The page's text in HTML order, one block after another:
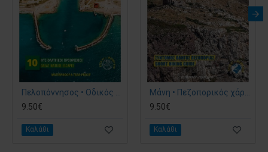
Πελοπόννησος • Οδικός χάρτης 1:200.000
9.50€
Καλάθι
Μάνη • Πεζοπορικός χάρτης 1:30.000
9.50€
Καλάθι